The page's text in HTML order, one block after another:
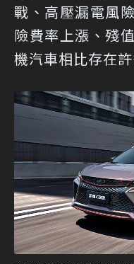
戰、高壓漏電風
險費率上漲、殘
機汽車相比存在